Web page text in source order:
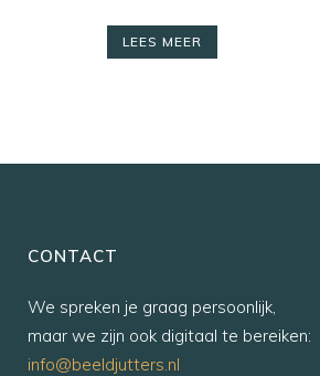
LEES MEER
CONTACT
We spreken je graag persoonlijk,
maar we zijn ook digitaal te bereiken:
info@beeldjutters.nl